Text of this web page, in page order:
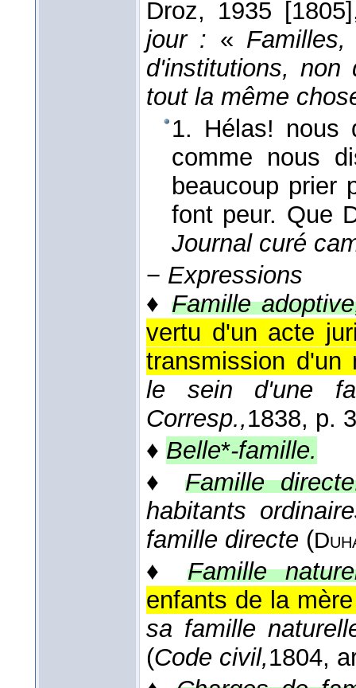
Droz, 1935 [1805]
jour : «
d'institutions,
tout la même
1. Hélas!
comme nous
beaucoup prier
font peur. Que
Journal curé
− Expressions
♦Famille
vertu d'un acte
transmission d'un
le sein d'une
Corresp.,1838, p.
♦ Belle*-famille.
♦ Famille
habitants
famille directe (
♦Famille
enfants de la
sa famille
(Code civil,1804,